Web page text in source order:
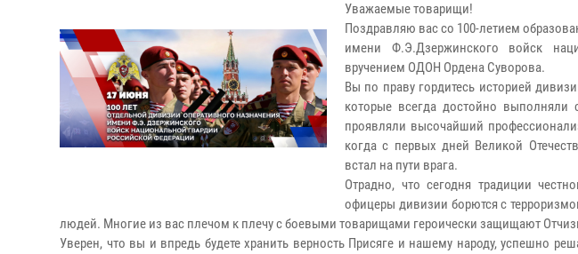
Уважаемые товарищи!
Поздравляю вас со 100-летием
имени Ф.Э.Дзержинского войск
вручением ОДОН Ордена Суворова.
Вы по праву гордитесь историей
которые всегда достойно
проявляли высочайший
когда с первых дней Великой
встал на пути врага.
Отрадно, что сегодня традиции
офицеры дивизии борются с
людей. Многие из вас плечом к плечу с боевыми товарищами героически защищают
Уверен, что вы и впредь будете хранить верность Присяге и нашему народу, успешно